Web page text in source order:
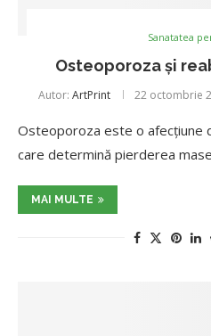
Sanatatea
Osteoporoza și
Autor: ArtPrint 22 octombrie
Osteoporoza este o afecțiune
care determină pierderea
MAI MULTE